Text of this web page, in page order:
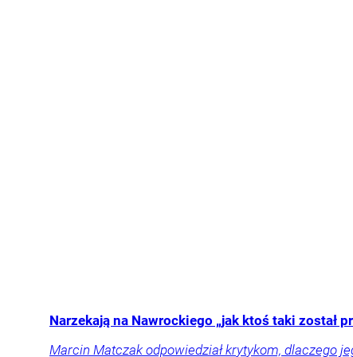
Narzekają na Nawrockiego „jak ktoś taki został
Marcin Matczak odpowiedział krytykom, dlaczego